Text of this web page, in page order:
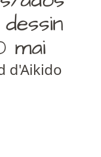
mai
d'Aikido